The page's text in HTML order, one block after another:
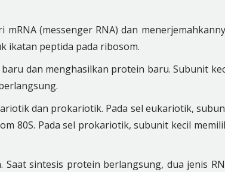
(messenger RNA) dan
ikatan peptida pada ribosom.
dan menghasilkan protein baru. Subunit
dan prokariotik. Pada sel eukariotik,
80S. Pada sel prokariotik, subunit kecil
sintesis protein berlangsung, dua jenis